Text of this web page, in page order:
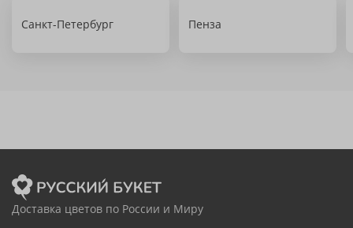
Санкт-Петербург Пенза
Доставка цветов по России и Миру